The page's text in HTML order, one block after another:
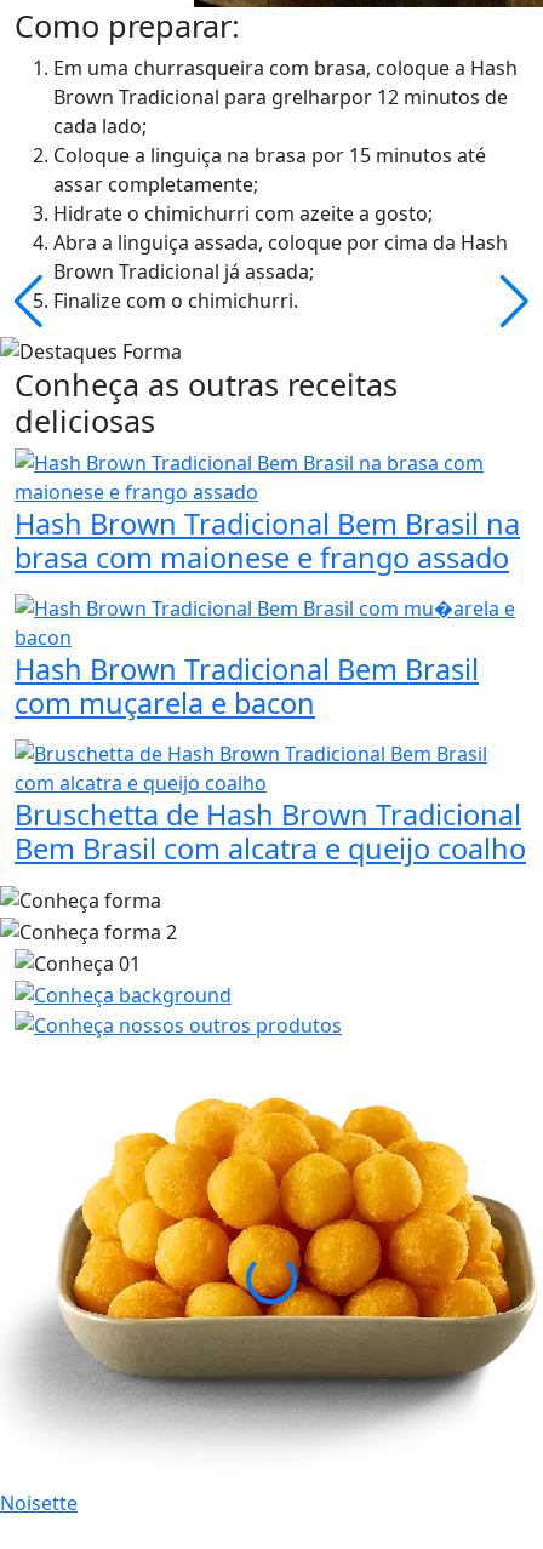
Como preparar:
Em uma churrasqueira com brasa, coloque a Hash
Brown Tradicional para grelharpor 12 minutos de
cada lado;
Coloque a linguiça na brasa por 15 minutos até
assar completamente;
Hidrate o chimichurri com azeite a gosto;
Abra a linguiça assada, coloque por cima da Hash
Brown Tradicional já assada;
Finalize com o chimichurri.
Conheça as outras receitas
deliciosas
Hash Brown Tradicional Bem Brasil na
brasa com maionese e frango assado
Hash Brown Tradicional Bem Brasil
com muçarela e bacon
Bruschetta de Hash Brown Tradicional
Bem Brasil com alcatra e queijo coalho
Noisette